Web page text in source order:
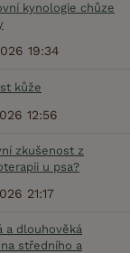
kynologie chůze
19:34
kůže
12:56
zkušenost z
u psa?
21:17
a dlouhověká
středního a